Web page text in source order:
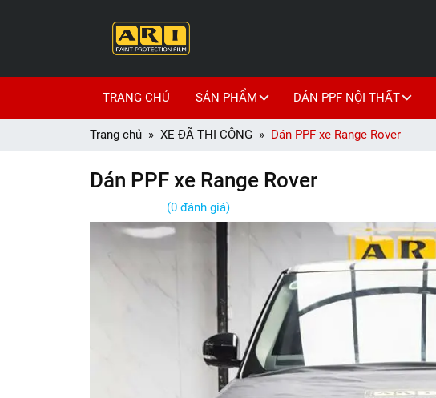
TRANG CHỦ SẢN PHẨM DÁN PPF NỘI THẤT
Trang chủ XE ĐÃ THI CÔNG Dán PPF xe Range Rover
Dán PPF xe Range Rover
(0 đánh giá)